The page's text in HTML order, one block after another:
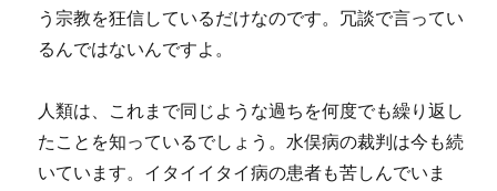
う宗教を狂信しているだけなのです。冗談で言ってい
るんではないんですよ。
人類は、これまで同じような過ちを何度でも繰り返し
たことを知っているでしょう。水俣病の裁判は今も続
いています。イタイイタイ病の患者も苦しんでいま